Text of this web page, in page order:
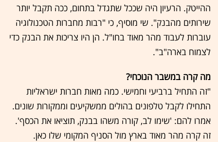
ההייטק. הרעיון היה שככל שתגדל בתחום, ככה תקבל יותר
שירותים מהבנק". שי מוסיף, כי "רבות מחברות הטכנולוגיה
עוברות לעבוד מהר מאוד בחו"ל. הן היו צריכות את הבנק כדי
לצמוח בארה"ב".
מה קרה במשבר הנוכחי?
"זה התחיל ברביעי וחמישי. כמה מאות חברות ישראליות
התחילו לקבל טלפונים בהולים ממשקיעים וממקורות שונים.
אמרו להם: 'שימו לב, קורה משהו בבנק, תוציאו את הכסף'.
זה קרה מהר מאוד בארץ מול הסניף המקומי שלו כאן.